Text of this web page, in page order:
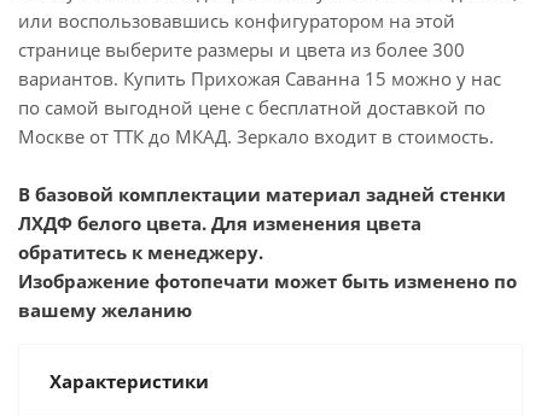
или воспользовавшись конфигуратором на этой
странице выберите размеры и цвета из более 300
вариантов. Купить Прихожая Саванна 15 можно у нас
по самой выгодной цене с бесплатной доставкой по
Москве от ТТК до МКАД. Зеркало входит в стоимость.
В базовой комплектации материал задней стенки
ЛХДФ белого цвета. Для изменения цвета
обратитесь к менеджеру.
Изображение фотопечати может быть изменено по
вашему желанию
Характеристики